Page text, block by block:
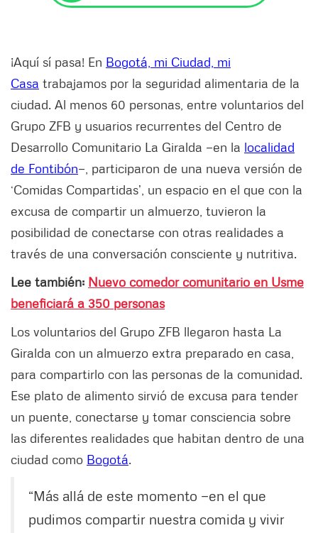
¡Aquí sí pasa! En Bogotá, mi Ciudad, mi
Casa trabajamos por la seguridad alimentaria de la
ciudad. Al menos 60 personas, entre voluntarios del
Grupo ZFB y usuarios recurrentes del Centro de
Desarrollo Comunitario La Giralda —en la localidad
de Fontibón—, participaron de una nueva versión de
‘Comidas Compartidas’, un espacio en el que con la
excusa de compartir un almuerzo, tuvieron la
posibilidad de conectarse con otras realidades a
través de una conversación consciente y nutritiva.
Lee también: Nuevo comedor comunitario en Usme
beneficiará a 350 personas
Los voluntarios del Grupo ZFB llegaron hasta La
Giralda con un almuerzo extra preparado en casa,
para compartirlo con las personas de la comunidad.
Ese plato de alimento sirvió de excusa para tender
un puente, conectarse y tomar consciencia sobre
las diferentes realidades que habitan dentro de una
ciudad como Bogotá.
“Más allá de este momento —en el que
pudimos compartir nuestra comida y vivir